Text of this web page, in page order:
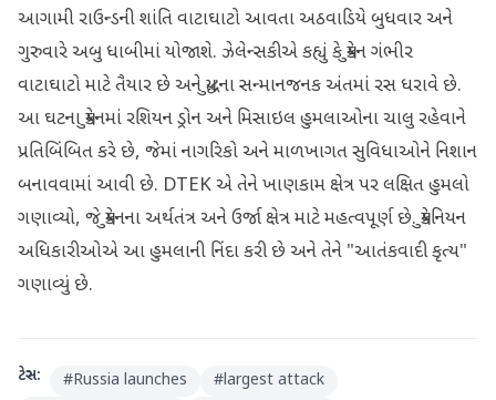
આગામી રાઉન્ડની શાંતિ વાટાઘાટો આવતા અઠવાડિયે બુધવાર અને
ગુરુવારે અબુ ધાબીમાં યોજાશે. ઝેલેન્સકીએ કહ્યું કે યુક્રેન ગંભીર
વાટાઘાટો માટે તૈયાર છે અને યુદ્ધના સન્માનજનક અંતમાં રસ ધરાવે છે.
આ ઘટના યુક્રેનમાં રશિયન ડ્રોન અને મિસાઇલ હુમલાઓના ચાલુ રહેવાને
પ્રતિબિંબિત કરે છે, જેમાં નાગરિકો અને માળખાગત સુવિધાઓને નિશાન
બનાવવામાં આવી છે. DTEK એ તેને ખાણકામ ક્ષેત્ર પર લક્ષિત હુમલો
ગણાવ્યો, જે યુક્રેનના અર્થતંત્ર અને ઉર્જા ક્ષેત્ર માટે મહત્વપૂર્ણ છે. યુક્રેનિયન
અધિકારીઓએ આ હુમલાની નિંદા કરી છે અને તેને "આતંકવાદી કૃત્ય"
ગણાવ્યું છે.
ટેગ્સ: #Russia launches #largest attack